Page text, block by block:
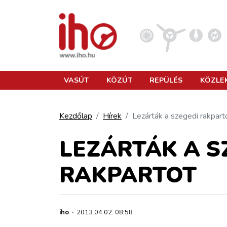
KÖZLEKEDÉSFEJLESZTÉS
ELLÁTÁSI LÁNC
VASÚT KÖZÚT REPÜLÉS
Kezdőlap Hírek Lezárták a szegedi
LEZÁRTÁK A
RAKPARTOT
iho · 2013.04.02. 08:58